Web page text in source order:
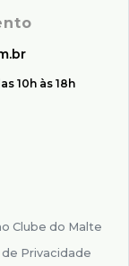
10h às 18h
Clube do Malte
Privacidade